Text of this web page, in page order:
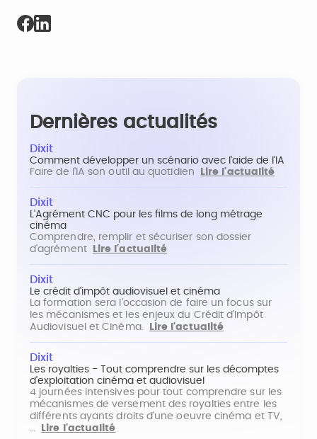
Dernières actualités
Dixit
Comment développer un scénario avec l'aide de l'IA
Faire de l'IA son outil au quotidien
Lire l'actualité
Dixit
L'Agrément CNC pour les films de long métrage
cinéma
Comprendre, remplir et sécuriser son dossier
d'agrément
Lire l'actualité
Dixit
Le crédit d'impôt audiovisuel et cinéma
La formation sera l'occasion de faire un focus sur
les mécanismes et les enjeux du Crédit d'Impôt
Audiovisuel et Cinéma.
Lire l'actualité
Dixit
Les royalties - Tout comprendre sur les décomptes
d'exploitation cinéma et audiovisuel
4 journées intensives pour tout comprendre sur les
mécanismes de versement des royalties entre les
différents ayants droits d'une oeuvre cinéma et TV,
…
Lire l'actualité